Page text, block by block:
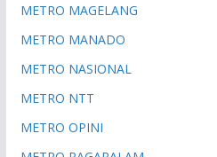
METRO MAGELANG
METRO MANADO
METRO NASIONAL
METRO NTT
METRO OPINI